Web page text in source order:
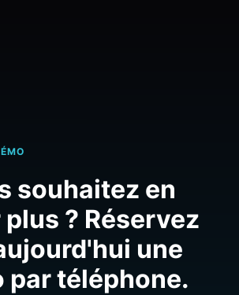
souhaitez en
? Réservez
une
par téléphone.